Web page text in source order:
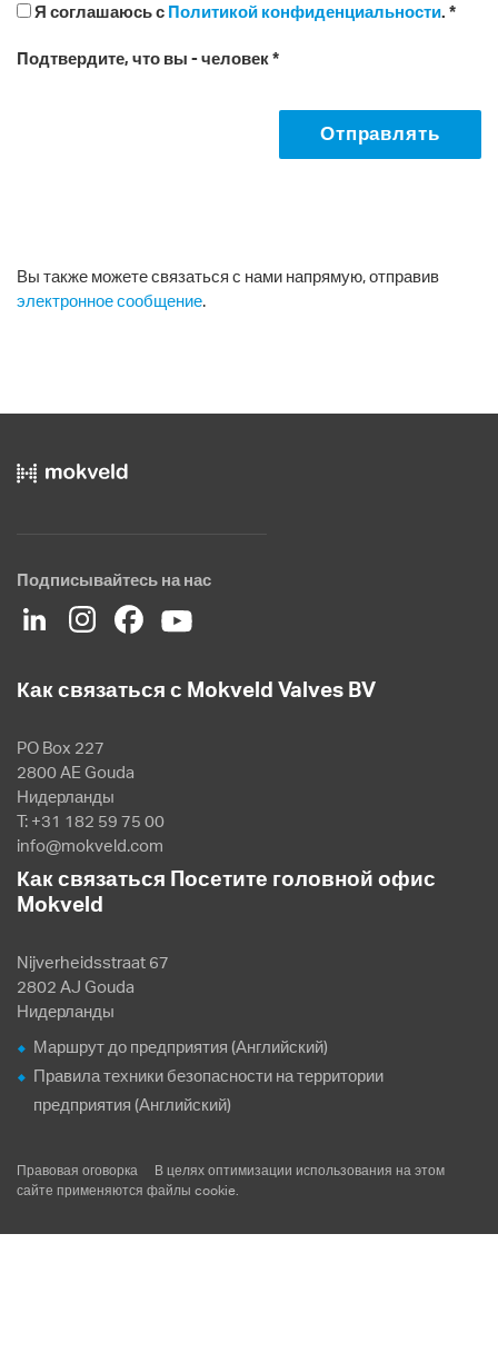
Я соглашаюсь с Политикой конфиденциальности. *
Подтвердите, что вы - человек *
Отправлять
Вы также можете связаться с нами напрямую, отправив
электронное сообщение.
Подписывайтесь на нас
Как связаться с Mokveld Valves BV
PO Box 227
2800 AE Gouda
Нидерланды
T: +31 182 59 75 00
info@mokveld.com
Как связаться Посетите головной офис
Mokveld
Nijverheidsstraat 67
2802 AJ Gouda
Нидерланды
Маршрут до предприятия (Английский)
Правила техники безопасности на территории
предприятия (Английский)
Правовая оговорка В целях оптимизации использования на этом
сайте применяются файлы cookie.